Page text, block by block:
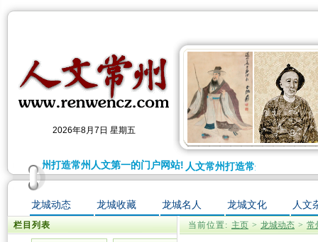
2026年8月7日 星期五
人文常州打造常州人文第一的门户网站!人文常州打造常州人文第一的
龙城动态 龙城收藏 龙城名人 龙城文化 人文
栏目列表 当前位置: 主页 > 龙城动态 > 常